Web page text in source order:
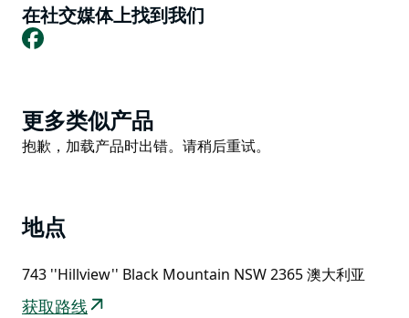
出租和新鲜熏制的鳟鱼和蘸酱提供购买。
现有泉水养殖池8个，每个35平方米。养鱼场本身主要养
营养物质的天然健康饮食，并辅以有机颗粒。
在社交媒体上找到我们
Facebook
Product
List
更多类似产品
Product
抱歉，加载产品时出错。请稍后重试。
地点
743 ''Hillview'' Black Mountain NSW 2365 澳大利亚
获取路线